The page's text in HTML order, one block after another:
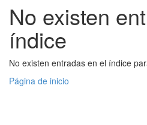
No existen
índice
No existen entradas en el índice
Página de inicio